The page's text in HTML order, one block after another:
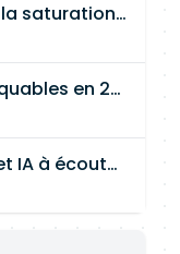
Marché IT 2026 : la pénurie et la saturation, en même temps
Les événements Tech immanquables en 2026
Les meilleurs podcasts Tech et IA à écouter en 2026